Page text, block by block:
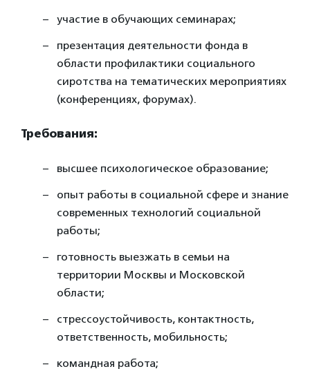
участие в обучающих семинарах;
презентация деятельности фонда в
области профилактики социального
сиротства на тематических мероприятиях
(конференциях, форумах).
Требования:
высшее психологическое образование;
опыт работы в социальной сфере и знание
современных технологий социальной
работы;
готовность выезжать в семьи на
территории Москвы и Московской
области;
стрессоустойчивость, контактность,
ответственность, мобильность;
командная работа;